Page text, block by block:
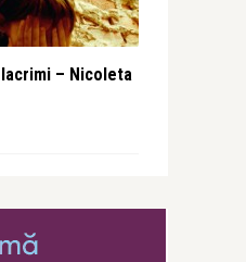
– Nicoleta